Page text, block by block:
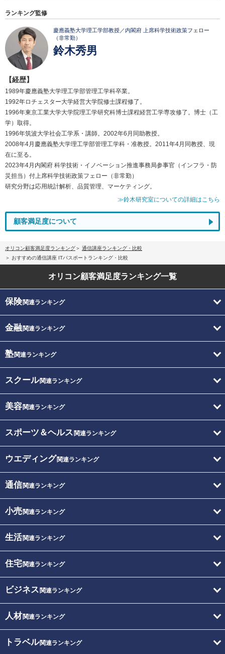
ランキング監修
慶應義塾大学理工学部教授／内閣府 上席科学技術政策フェロー
（非常勤）
鈴木秀男
【経歴】
1989年慶應義塾大学理工学部管理工学科卒業。
1992年ロチェスター大学経営大学院修士課程修了。
1996年東京工業大学大学院理工学研究科博士課程経営工学専攻修了。博士（工
学）取得。
1996年筑波大学社会工学系・講師。2002年6月同助教授。
2008年4月慶應義塾大学理工学部管理工学科・准教授。2011年4月同教授、現
在に至る。
2023年4月内閣府 科学技術・イノベーション推進事務局参事官（インフラ・防
災担当）付上席科学技術政策フェロー（非常勤）
研究分野は応用統計解析、品質管理、マーケティング。
≫鈴木研究室についての詳細はこちら
顧客満足度について
オリコン顧客満足度ランキング
通信講座ランキング・比較
おすすめの通信講座 ITパスポートランキング・比較
オリコン顧客満足度ランキング一覧
保険関連ランキング
金融関連ランキング
塾関連ランキング
スクール関連ランキング
美容関連ランキング
スポーツ＆ヘルス 関連ランキング
ウエディング関連ランキング
通信関連ランキング
小売関連ランキング
生活関連ランキング
住宅関連ランキング
ビジネス 関連ランキング
人材関連ランキング
トラベル関連ランキング